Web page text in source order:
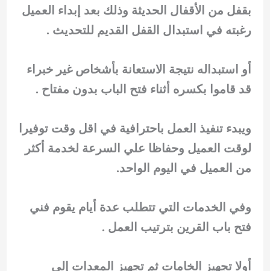
بقفل من الأقفال الحديثة وذلك بعد إبداء العميل
رغبته في استبدال القفل القديم للتحديث .
أو استبداله نتيجة الاستعانة بأشخاص غير خبراء
قد قاموا بكسره أثناء فتح الباب بدون مفتاح .
ويبدء تنفيذ العمل باحترافية في اقل وقت توفيرا
لوقت العميل وحفاظا علي السرعة لخدمة أكثر
من العميل في اليوم الواحد.
وفي الخدمات التي تتطلب عدة أيام يقوم فني
فتح باب القرين بترتيب العمل .
أولا تجهيز الخامات ثم تجهيز المعدات إلي